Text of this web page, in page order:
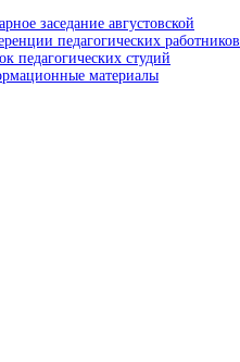
заседание августовской
педагогических работников
педагогических студий
материалы